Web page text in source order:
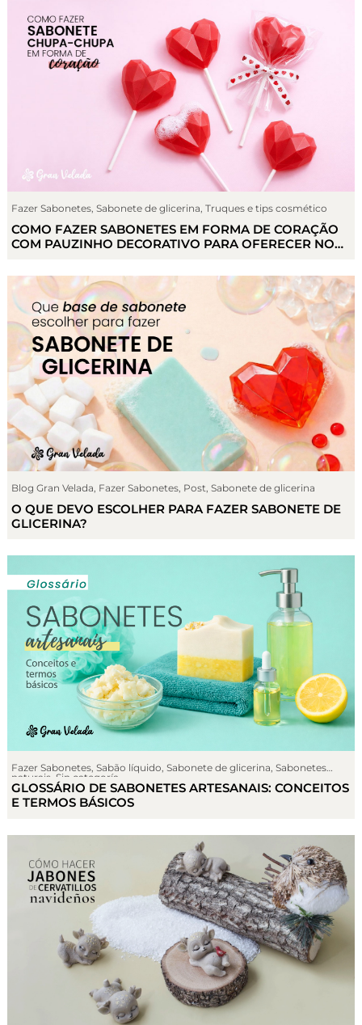
Fazer Sabonetes, Sabonete de glicerina, Truques e tips cosmético
COMO FAZER SABONETES EM FORMA DE CORAÇÃO
COM PAUZINHO DECORATIVO PARA OFERECER NO
Blog Gran Velada, Fazer Sabonetes, Post, Sabonete de glicerina
O QUE DEVO ESCOLHER PARA FAZER SABONETE DE
GLICERINA?
Fazer Sabonetes Sabão líquido Sabonete de glicerina Sabonetes
naturais Sin categoría
GLOSSÁRIO DE SABONETES ARTESANAIS: CONCEITOS
E TERMOS BÁSICOS